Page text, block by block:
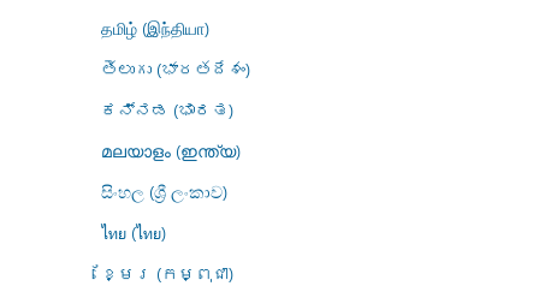
தமிழ் (இந்தியா)
తెలుగు (భారతదేశం)
ಕನ್ನಡ (ಭಾರತ)
മലയാളം (ഇന്ത്യ)
සිංහල (ශ්‍රී ලංකාව)
ไทย (ไทย)
ខ្មែរ (កម្ពុជា)